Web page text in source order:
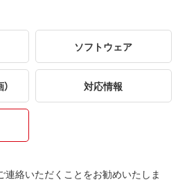
ソフトウェア
対応情報
連絡いただくことをお勧めいたしま